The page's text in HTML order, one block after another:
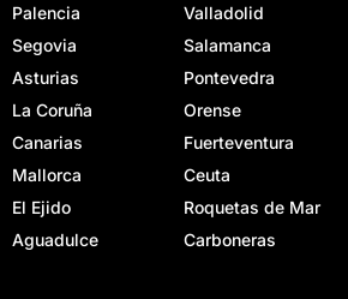
Palencia
Valladolid
Segovia
Salamanca
Asturias
Pontevedra
La Coruña
Orense
Canarias
Fuerteventura
Mallorca
Ceuta
El Ejido
Roquetas de Mar
Aguadulce
Carboneras